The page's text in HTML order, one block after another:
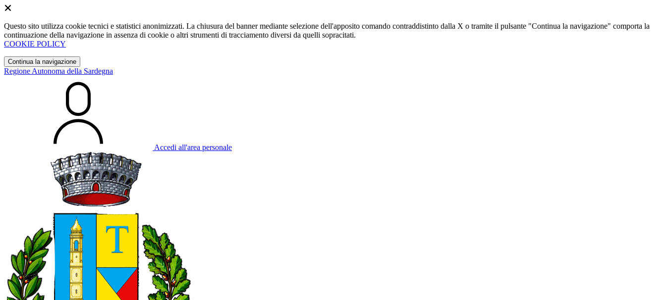
Questo sito utilizza cookie tecnici e statistici anonimizzati. La chiusura del banner mediante selezione dell'apposito comando contraddistinto dalla X o tramite il pulsante "Continua la navigazione" comporta la
continuazione della navigazione in assenza di cookie o altri strumenti di tracciamento diversi da quelli sopracitati.
COOKIE POLICY
Continua la navigazione
Regione Autonoma della Sardegna
Accedi all'area personale